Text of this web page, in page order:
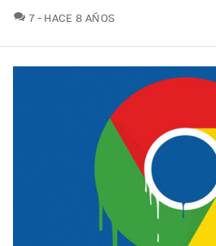
7COMENTARIOS
HACE 8 AÑOS